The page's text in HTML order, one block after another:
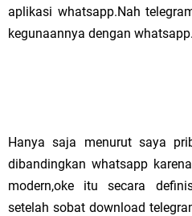
aplikasi whatsapp.Nah
kegunaannya dengan whatsapp.
Hanya saja menurut saya
dibandingkan whatsapp
modern,oke itu secara
setelah sobat download